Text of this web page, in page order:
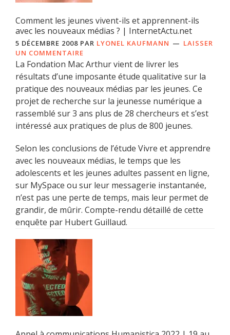
Comment les jeunes vivent-ils et apprennent-ils
avec les nouveaux médias ? | InternetActu.net
5 DÉCEMBRE 2008 PAR LYONEL KAUFMANN
LAISSER
UN COMMENTAIRE
La Fondation Mac Arthur vient de livrer les
résultats d’une imposante étude qualitative sur la
pratique des nouveaux médias par les jeunes. Ce
projet de recherche sur la jeunesse numérique a
rassemblé sur 3 ans plus de 28 chercheurs et s’est
intéressé aux pratiques de plus de 800 jeunes.
Selon les conclusions de l’étude Vivre et apprendre
avec les nouveaux médias, le temps que les
adolescents et les jeunes adultes passent en ligne,
sur MySpace ou sur leur messagerie instantanée,
n’est pas une perte de temps, mais leur permet de
grandir, de mûrir. Compte-rendu détaillé de cette
enquête par Hubert Guillaud.